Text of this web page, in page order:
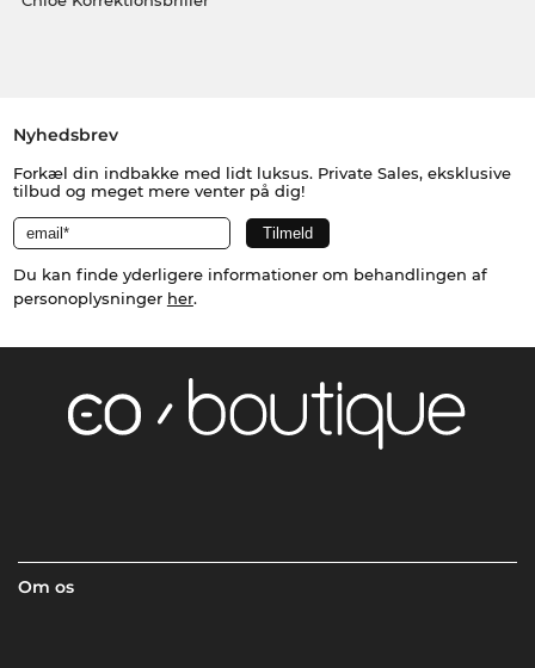
Nyhedsbrev
Forkæl din indbakke med lidt luksus. Private Sales, eksklusive
tilbud og meget mere venter på dig!
Du kan finde yderligere informationer om behandlingen af
personoplysninger her.
Om os